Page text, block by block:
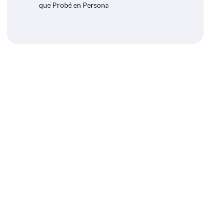
que Probé en Persona